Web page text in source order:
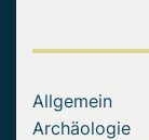
Allgemein
Archäologie